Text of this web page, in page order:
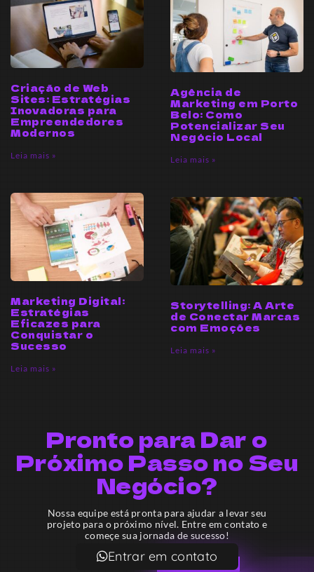
Criação de Web
Sites: Estratégias
Inovadoras para
Empreendedores
Modernos
Leia mais »
Agência de
Marketing em Porto
Belo: Como
Potencializar Seu
Negócio Local
Leia mais »
Marketing Digital:
Estratégias
Eficazes para
Conquistar o
Sucesso
Leia mais »
Storytelling: A Arte
de Conectar Marcas
com Emoções
Leia mais »
Pronto para Dar o
Próximo Passo no Seu
Negócio?
Nossa equipe está pronta para ajudar a levar seu
projeto para o próximo nível. Entre em contato e
começe sua jornada de sucesso!
Entrar em contato